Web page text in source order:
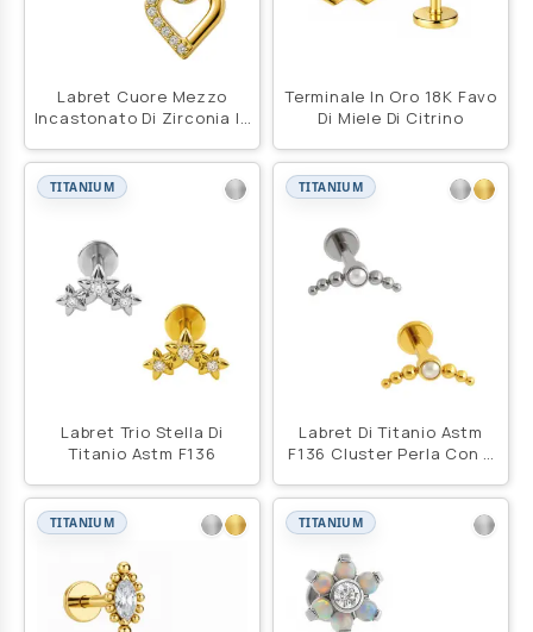
Labret Cuore Mezzo
Incastonato Di Zirconia In
Terminale In Oro 18K Favo
Di Miele Di Citrino
TITANIUM
Labret Trio Stella Di
Titanio Astm F136
TITANIUM
Labret Di Titanio Astm
F136 Cluster Perla Con 6
TITANIUM TITANIUM